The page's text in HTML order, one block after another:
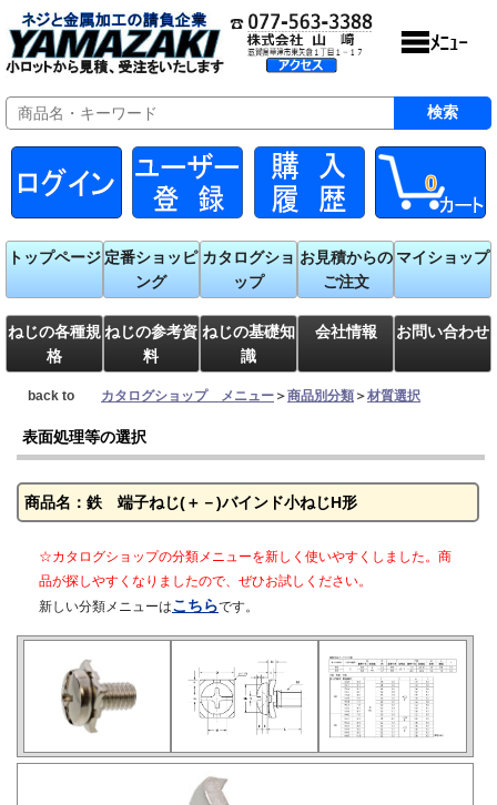
0
トップページ 定番ショッピ
ング
カタログショ
ップ
お見積からの
ご注文
マイショップ
ねじの各種規
格
ねじの参考資
料
ねじの基礎知
識
会社情報 お問い合わせ
back to カタログショップ メニュー ＞商品別分類 ＞材質選択
表面処理等の選択
商品名：鉄 端子ねじ(＋－)バインド小ねじH形
☆カタログショップの分類メニューを新しく使いやすくしました。商
品が探しやすくなりましたので、ぜひお試しください。
新しい分類メニューはこちらです。